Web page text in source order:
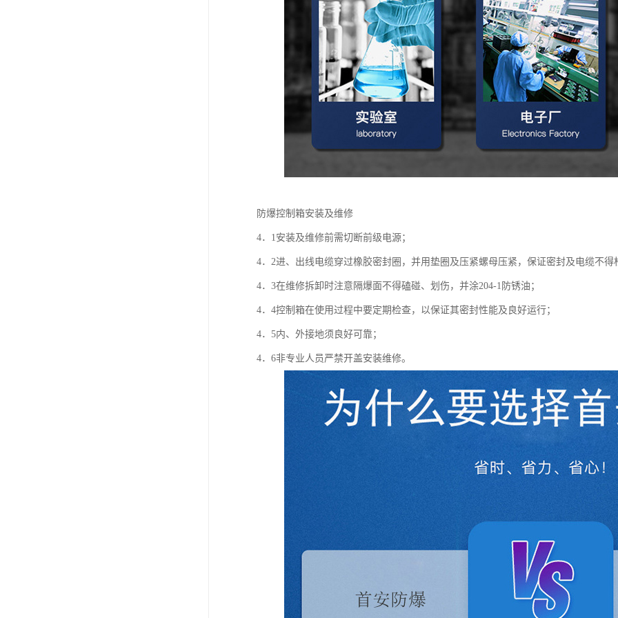
防爆控制箱安装及维修
4．1安装及维修前需切断前级电源；
4．2进、出线电缆穿过橡胶密封圈，并用垫圈及压紧螺母压紧，保证密封及电缆不得
4．3在维修拆卸时注意隔爆面不得磕碰、划伤，并涂204-1防锈油；
4．4控制箱在使用过程中要定期检查，以保证其密封性能及良好运行；
4．5内、外接地须良好可靠；
4．6非专业人员严禁开盖安装维修。